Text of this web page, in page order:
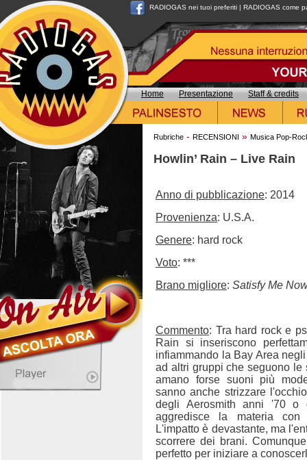
RADIOGAS nei tuoi preferiti | RADIOGAS come
Home Presentazione Staff & credits
Rubriche - RECENSIONI » Musica Pop-
Howlin’ Rain – Live Rain
Anno di pubblicazione: 2014
Provenienza: U.S.A.
Genere: hard rock
Voto: ***
Brano migliore: Satisfy Me
Commento: Tra hard rock e
Rain si inseriscono
infiammando la Bay Area
ad altri gruppi che seguono
amano forse suoni più
sanno anche strizzare
degli Aerosmith anni '70 o
aggredisce la materia
L'impatto è devastante, ma
scorrere dei brani.
perfetto per iniziare a